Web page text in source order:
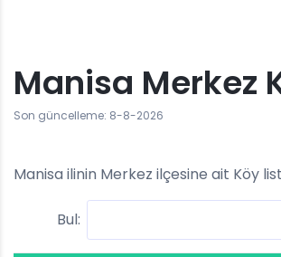
Manisa Merkez
Son güncelleme: 8-8-2026
Manisa ilinin Merkez ilçesine ait Köy
Bul: